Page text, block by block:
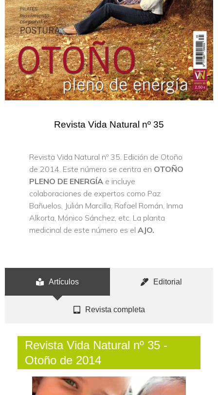
Revista Vida Natural nº 35
Revista Vida Natural nº 35. Edición de Otoño
de 2014. Este número se centra en OTOÑO
PLENO DE ENERGÍA e incluye
colaboraciones de expertos como Paz
Bañuelos, Julián Marcilla, Rafael Román, Inma
Alkorta, Mónico Sánchez, etc. La planta
medicinal de este número es el AJO.
Artículos Editorial
Revista completa
Revista Vida Natural nº 35 -
Otoño de 2014